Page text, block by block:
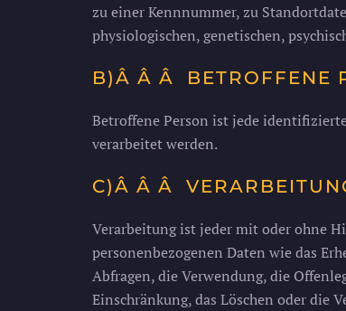
zu einer Kennnummer, zu
physiologischen, genetischen,
B)Â Â Â BETROFFENE
Betroffene Person ist jede
verarbeitet werden.
C)Â Â Â
Verarbeitung ist jeder mit oder ohne
personenbezogenen Daten wie das
Abfragen, die Verwendung, die
Einschränkung, das Löschen oder die